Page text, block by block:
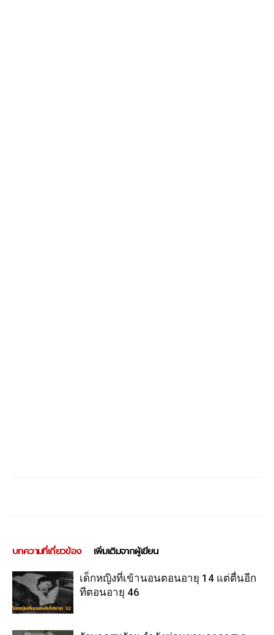
บทความที่เกี่ยวข้อง เพิ่มเติมจากผู้เขียน
เด็กหญิงที่เข้านอนตอนอายุ 14 แต่ตื่นอีก
ทีตอนอายุ 46